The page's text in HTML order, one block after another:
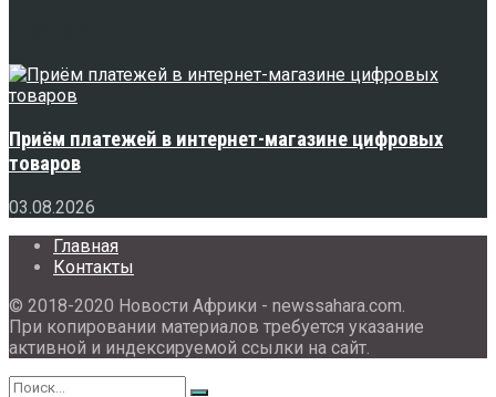
Приём платежей в интернет-магазине цифровых
товаров
03.08.2026
Главная
Контакты
© 2018-2020 Новости Африки - newssahara.com.
При копировании материалов требуется указание
активной и индексируемой ссылки на сайт.